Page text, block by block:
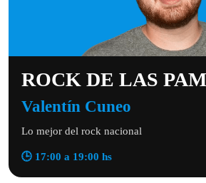
ROCK DE LAS
Valentín Cuneo
Lo mejor del rock nacional
🕒 17:00 a 19:00 hs